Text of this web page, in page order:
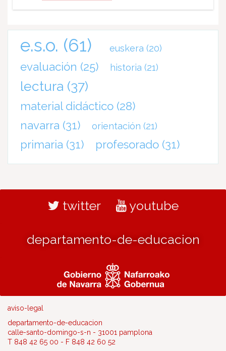
e.s.o. (61) euskera (20)
evaluación (25) historia (21)
lectura (37)
material didáctico (28)
navarra (31) orientación (21)
primaria (31) profesorado (31)
twitter youtube
departamento-de-educacion
aviso-legal
departamento-de-educacion
calle-santo-domingo-s-n - 31001 pamplona
T 848 42 65 00 - F 848 42 60 52